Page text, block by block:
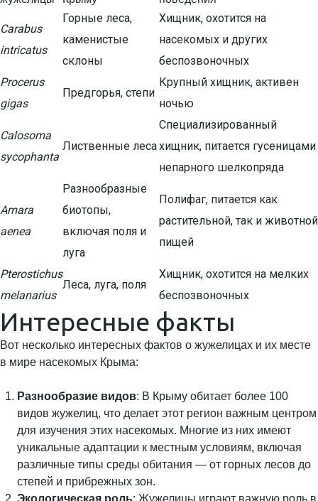
Carabus
intricatus
Горные леса,
каменистые
склоны
Хищник, охотится на
насекомых и других
беспозвоночных
Procerus
gigas
Предгорья, степи
Крупный хищник, активен
ночью
Calosoma
sycophanta
Лиственные леса
Специализированный
хищник, питается гусеницами
непарного шелкопряда
Amara
aenea
Разнообразные
биотопы,
включая поля и
луга
Полифаг, питается как
растительной, так и животной
пищей
Pterostichus
melanarius
Леса, луга, поля
Хищник, охотится на мелких
беспозвоночных
Интересные факты
Вот несколько интересных фактов о жужелицах и их месте
в мире насекомых Крыма:
Разнообразие видов: В Крыму обитает более 100
видов жужелиц, что делает этот регион важным центром
для изучения этих насекомых. Многие из них имеют
уникальные адаптации к местным условиям, включая
различные типы среды обитания — от горных лесов до
степей и прибрежных зон.
Экологическая роль: Жужелицы играют важную роль в